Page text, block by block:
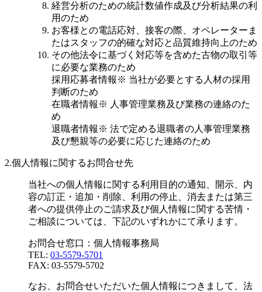
経営分析のための統計数値作成及び分析結果の利
用のため
お客様との電話応対、接客の際、オペレーターま
たはスタッフの的確な対応と品質維持向上のため
その他法令に基づく対応等を含めた古物の取引等
に必要な業務のため
採用応募者情報※ 当社が必要とする人材の採用
判断のため
在職者情報※ 人事管理業務及び業務の連絡のた
め
退職者情報※ 法で定める退職者の人事管理業務
及び懇親等の必要に応じた連絡のため
2.個人情報に関するお問合せ先
当社への個人情報に関する利用目的の通知、開示、内
容の訂正・追加・削除、利用の停止、消去または第三
者への提供停止のご請求及び個人情報に関する苦情・
ご相談については、下記のいずれかにて承ります。
お問合せ窓口：個人情報事務局
TEL: 03-5579-5701
FAX: 03-5579-5702
なお、お問合せいただいた個人情報につきまして、法